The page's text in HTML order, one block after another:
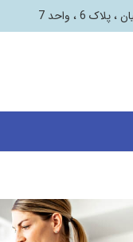
6 ، واحد 7